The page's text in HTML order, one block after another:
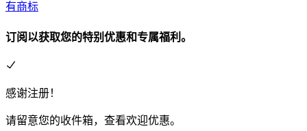
有商标
订阅以获取您的特别优惠和专属福利。
感谢注册！
请留意您的收件箱，查看欢迎优惠。